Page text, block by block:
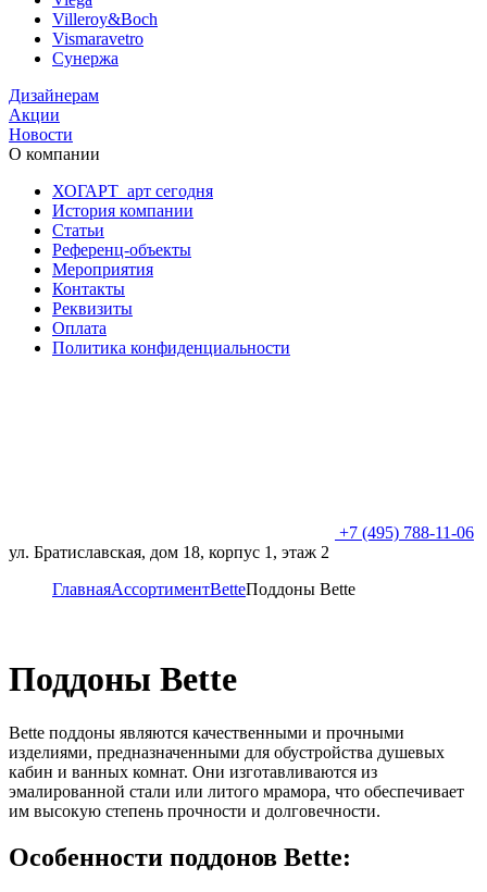
Villeroy&Boch
Vismaravetro
Сунержа
Дизайнерам
Акции
Новости
О компании
ХОГАРТ_арт сегодня
История компании
Статьи
Референц-объекты
Мероприятия
Контакты
Реквизиты
Оплата
Политика конфиденциальности
+7 (495) 788-11-06
ул. Братиславская, дом 18, корпус 1, этаж 2
ГлавнаяАссортиментBetteПоддоны Bette
Поддоны Bette
Bette поддоны являются качественными и прочными
изделиями, предназначенными для обустройства душевых
кабин и ванных комнат. Они изготавливаются из
эмалированной стали или литого мрамора, что обеспечивает
им высокую степень прочности и долговечности.
Особенности поддонов Bette: